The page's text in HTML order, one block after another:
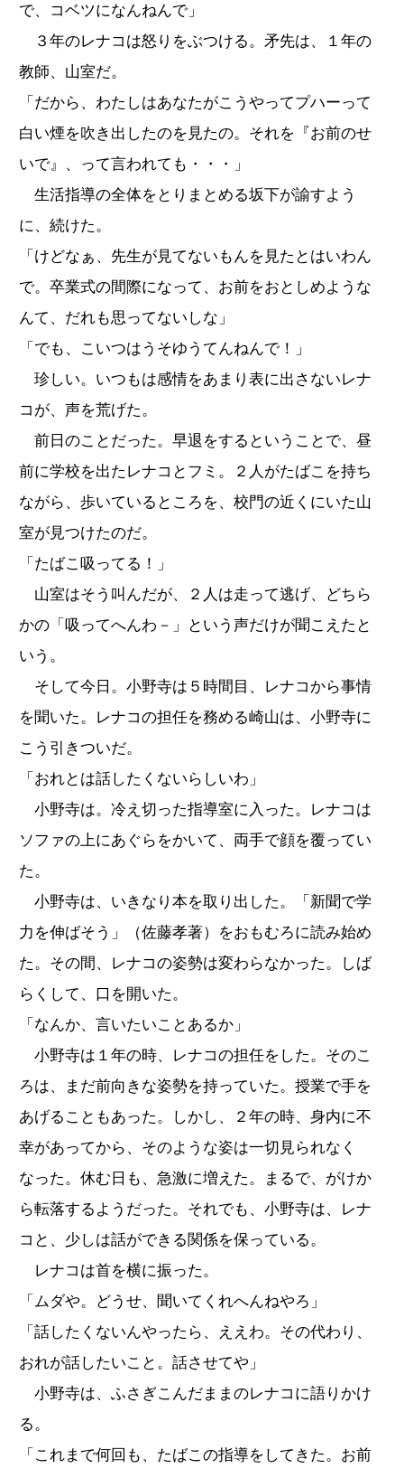
で、コベツになんねんで」
３年のレナコは怒りをぶつける。矛先は、１年の
教師、山室だ。
「だから、わたしはあなたがこうやってプハーって
白い煙を吹き出したのを見たの。それを『お前のせ
いで』、って言われても・・・」
生活指導の全体をとりまとめる坂下が諭すよう
に、続けた。
「けどなぁ、先生が見てないもんを見たとはいわん
で。卒業式の間際になって、お前をおとしめような
んて、だれも思ってないしな」
「でも、こいつはうそゆうてんねんで！」
珍しい。いつもは感情をあまり表に出さないレナ
コが、声を荒げた。
前日のことだった。早退をするということで、昼
前に学校を出たレナコとフミ。２人がたばこを持ち
ながら、歩いているところを、校門の近くにいた山
室が見つけたのだ。
「たばこ吸ってる！」
山室はそう叫んだが、２人は走って逃げ、どちら
かの「吸ってへんわ－」という声だけが聞こえたと
いう。
そして今日。小野寺は５時間目、レナコから事情
を聞いた。レナコの担任を務める崎山は、小野寺に
こう引きついだ。
「おれとは話したくないらしいわ」
小野寺は。冷え切った指導室に入った。レナコは
ソファの上にあぐらをかいて、両手で顔を覆ってい
た。
小野寺は、いきなり本を取り出した。「新聞で学
力を伸ばそう」（佐藤孝著）をおもむろに読み始め
た。その間、レナコの姿勢は変わらなかった。しば
らくして、口を開いた。
「なんか、言いたいことあるか」
小野寺は１年の時、レナコの担任をした。そのこ
ろは、まだ前向きな姿勢を持っていた。授業で手を
あげることもあった。しかし、２年の時、身内に不
幸があってから、そのような姿は一切見られなく
なった。休む日も、急激に増えた。まるで、がけか
ら転落するようだった。それでも、小野寺は、レナ
コと、少しは話ができる関係を保っている。
レナコは首を横に振った。
「ムダや。どうせ、聞いてくれへんねやろ」
「話したくないんやったら、ええわ。その代わり、
おれが話したいこと。話させてや」
小野寺は、ふさぎこんだままのレナコに語りかけ
る。
「これまで何回も、たばこの指導をしてきた。お前